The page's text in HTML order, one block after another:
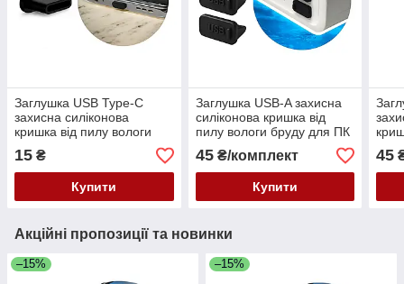
Заглушка USB Type-C
захисна силіконова
кришка від пилу вологи
бруду для телефонів
гаджетів чорна
15 ₴
Купити
Заглушка USB-A захисна
силіконова кришка від
пилу вологи бруду для ПК
ноутбуків гаджетів чорна 3
шт.
45₴/комплект
Купити
45
Акційні пропозиції та новинки
–15% –15%